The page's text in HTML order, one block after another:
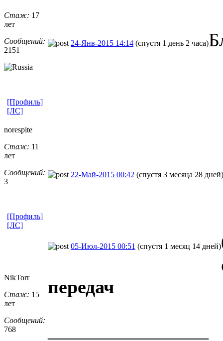
Стаж: 17
лет
Сообщений:
2151
24-Янв-2015 14:14 (спустя 1 день 2 часа)
[Профиль]
[ЛС]
norespite
Стаж: 11
лет
Сообщений:
3
22-Май-2015 00:42 (спустя 3 месяца 28 дней)
[Профиль]
[ЛС]
NikTorr
Стаж: 15
лет
Сообщений:
768
05-Июл-2015 00:51 (спустя 1 месяц 14 дней)
передач